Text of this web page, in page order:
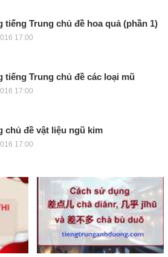
tiếng Trung chủ đề hoa quả (phần 1)
17:00
tiếng Trung chủ đề các loại mũ
17:00
chủ đề vật liệu ngũ kim
17:00